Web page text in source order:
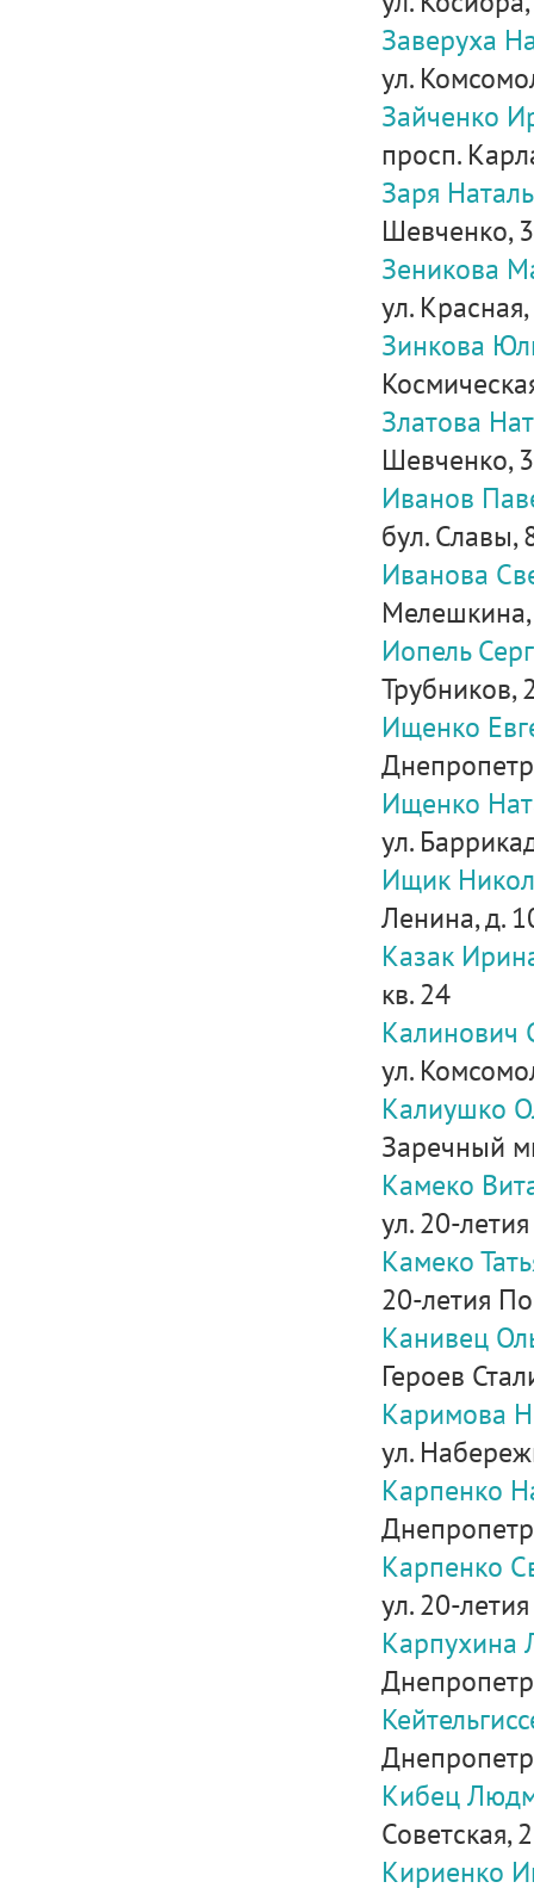
Заверуха
ул.
Зайченко
просп.
Заря
Шевченко,
Зеникова
ул.
Зинкова
Златова
Шевченко,
Иванов
бул. Славы,
Иванова
Иопель
Трубников,
Ищенко
Ищенко
ул.
Ищик
Ленина, д.
Казак
кв. 24
Калинович
ул.
Калиушко
Заречный
Камеко
ул. 20-
Камеко
20-летия
Канивец
Героев
Каримова
ул.
Карпенко
Карпенко
ул. 20-
Карпухина
Кибец
Советская,
Кириенко